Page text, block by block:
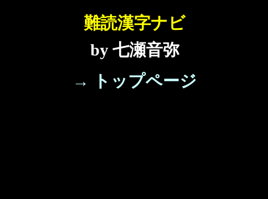
難読漢字ナビ
by 七瀬音弥
→ トップページ